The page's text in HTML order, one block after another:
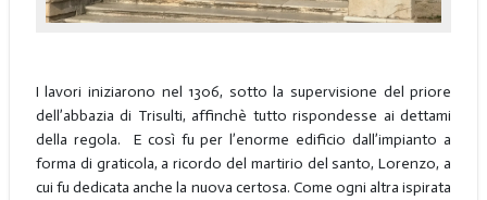
I lavori iniziarono nel 1306, sotto la supervisione del priore
dell’abbazia di Trisulti, affinchè tutto rispondesse ai dettami
della regola. E così fu per l’enorme edificio dall’impianto a
forma di graticola, a ricordo del martirio del santo, Lorenzo, a
cui fu dedicata anche la nuova certosa. Come ogni altra ispirata